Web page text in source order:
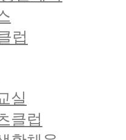
럽
실
클럽